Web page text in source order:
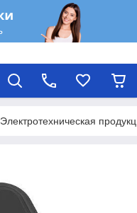
Электротехническая